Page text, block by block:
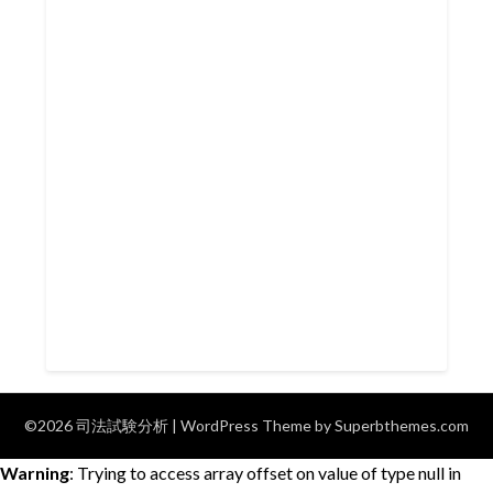
©2026 司法試験分析 | WordPress Theme bySuperbthemes.com
Warning: Trying to access array offset on value of type null in